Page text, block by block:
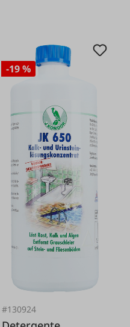
-19 %
#130924